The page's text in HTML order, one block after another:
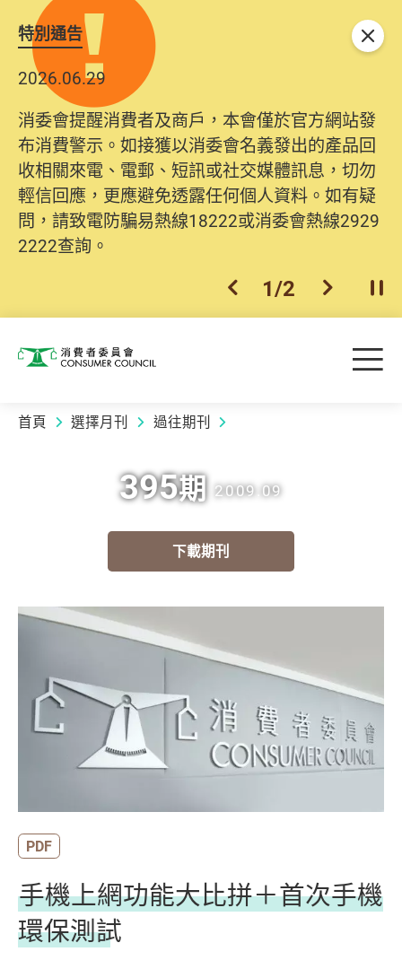
特別通告
2026.06.29
消委會提醒消費者及商戶，本會僅於官方網站發
布消費警示。如接獲以消委會名義發出的產品回
收相關來電、電郵、短訊或社交媒體訊息，切勿
輕信回應，更應避免透露任何個人資料。如有疑
問，請致電防騙易熱線18222或消委會熱線2929
2222查詢。
上一個
1/2 下一個開
關閉
消費者委員會 目
首頁 選擇月刊 過往期刊
395期 2009.09
下載期刊
PDF
手機上網功能大比拼＋首次手機
環保測試